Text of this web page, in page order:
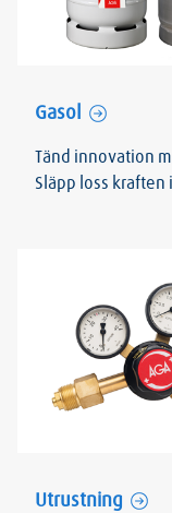
Gasol
Tänd innovation
Släpp loss
Utrustning